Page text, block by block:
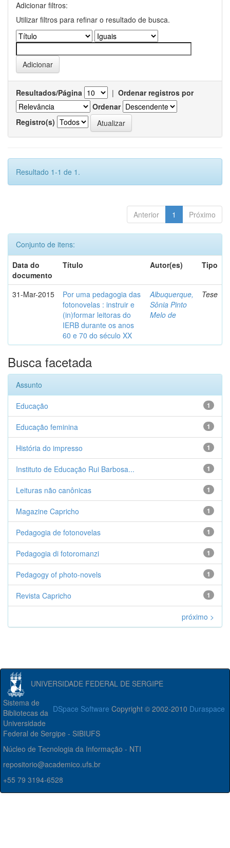
Adicionar filtros:
Utilizar filtros para refinar o resultado de busca.
Resultados/Página | Ordenar registros por
Ordenar
Registro(s)
Resultado 1-1 de 1.
Anterior 1 Próximo
Conjunto de itens:
Data do
documento
Título Autor(es) Tipo
31-Mar-2015
Por uma pedagogia das
fotonovelas : instruir e
(in)formar leitoras do
IERB durante os anos
60 e 70 do século XX
Albuquerque,
Sônia Pinto
Melo de
Tese
Busca facetada
Assunto
1
Educação
1
Educação feminina
1
História do impresso
1
Instituto de Educação Rui Barbosa...
1
Leituras não canônicas
1
Magazine Capricho
1
Pedagogia de fotonovelas
1
Pedagogia di fotoromanzi
1
Pedagogy of photo-novels
1
Revista Capricho
próximo >
UNIVERSIDADE FEDERAL DE SERGIPE
DSpace Software Copyright © 2002-2010 Duraspace
Sistema de
Bibliotecas da
Universidade
Federal de Sergipe - SIBIUFS
Núcleo de Tecnologia da Informação - NTI
repositorio@academico.ufs.br
+55 79 3194-6528